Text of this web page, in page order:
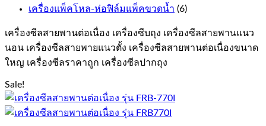
เครื่องแพ็คโหล-ห่อฟิล์มแพ็คขวดน้ำ (6)
เครื่องซีลสายพานต่อเนื่อง เครื่องซีบถุง เครื่องซีลสายพานแนว
นอน เครื่องซีลสายพายแนวตั้ง เครื่องซีลสายพานต่อเนื่องขนาด
ใหญ เครื่องซีลราคาถูก เครื่องซีลปากถุง
Sale!